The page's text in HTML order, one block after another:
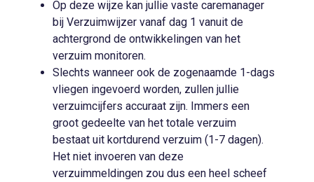
Op deze wijze kan jullie vaste caremanager
bij Verzuimwijzer vanaf dag 1 vanuit de
achtergrond de ontwikkelingen van het
verzuim monitoren.
Slechts wanneer ook de zogenaamde 1-dags
vliegen ingevoerd worden, zullen jullie
verzuimcijfers accuraat zijn. Immers een
groot gedeelte van het totale verzuim
bestaat uit kortdurend verzuim (1-7 dagen).
Het niet invoeren van deze
verzuimmeldingen zou dus een heel scheef